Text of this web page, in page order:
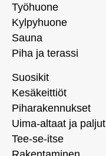
Työhuone
Kylpyhuone
Sauna
Piha ja terassi
Suosikit
Kesäkeittiöt
Piharakennukset
Uima-altaat ja paljut
Tee-se-itse